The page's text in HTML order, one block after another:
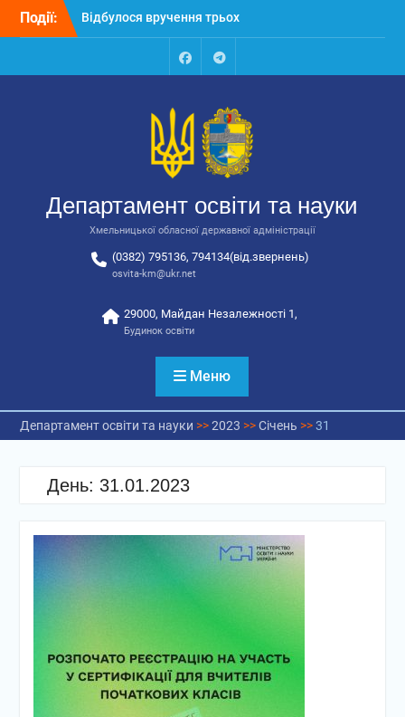
Перейти
Події:
Відбулося вручення трьох
автобусів для потреб
Відбулося засідання
освіти та науки обласної
державної адміністрації
Відбулась обласна
національно-патріотичне
виховання
FacebookTalegram
Департамент освіти та науки
Хмельницької обласної державної адміністрації
(0382) 795136, 794134(від.звернень)
osvita-km@ukr.net
29000, Майдан Незалежності 1,
Будинок освіти
Меню
Департамент освіти та науки >>2023 >>Січень >>31
День: 31.01.2023